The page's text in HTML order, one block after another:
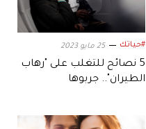
#حياتك 25 مايو 2023
5 نصائح للتغلب على "رهاب
الطيران".. جربوها